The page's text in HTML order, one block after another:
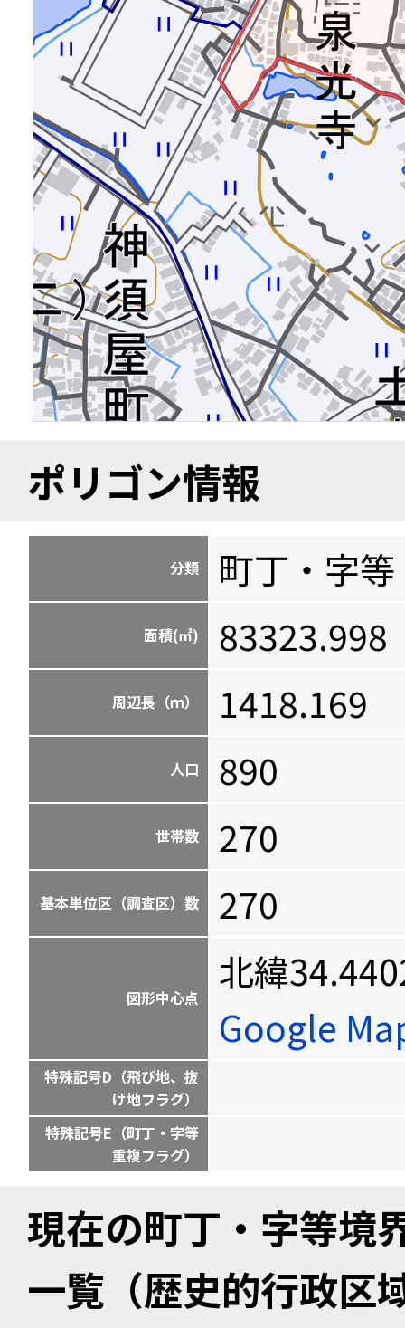
ポリゴン情報
分類 町丁・字等
面積(㎡) 83323.998
周辺長（ｍ） 1418.169
人口 890
世帯数 270
基本単位区（調査区）数 270
図形中心点
北緯
Google
特殊記号D（飛び地、抜
け地フラグ）
特殊記号E（町丁・字等
重複フラグ）
現在の町丁・字等境
一覧（歴史的行政区